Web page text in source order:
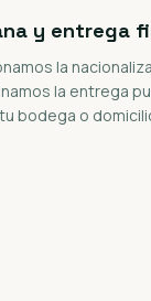
y entrega
la
la entrega
bodega o